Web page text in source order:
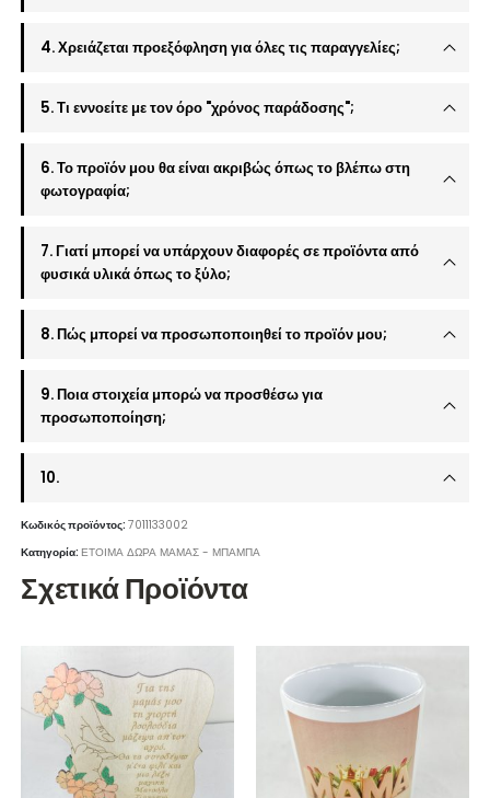
4. Χρειάζεται προεξόφληση για όλες τις παραγγελίες;
5. Τι εννοείτε με τον όρο "χρόνος παράδοσης";
6. Το προϊόν μου θα είναι ακριβώς όπως το βλέπω στη
φωτογραφία;
7. Γιατί μπορεί να υπάρχουν διαφορές σε προϊόντα από
φυσικά υλικά όπως το ξύλο;
8. Πώς μπορεί να προσωποποιηθεί το προϊόν μου;
9. Ποια στοιχεία μπορώ να προσθέσω για
προσωποποίηση;
10.
Κωδικός προϊόντος:7011133002
Κατηγορία:ΕΤΟΙΜΑ ΔΩΡΑ ΜΑΜΑΣ - ΜΠΑΜΠΑ
Σχετικά Προϊόντα